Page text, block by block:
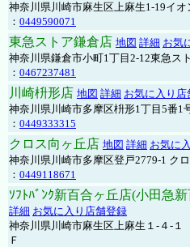
神奈川県川崎市麻生区上麻生1-19イオ
： 0449590071
東急ストア鎌倉店 地図 詳細 お気
神奈川県鎌倉市小町1丁目2-12東急ス
： 0467237481
川崎枡形店 地図 詳細 お気に入り店
神奈川県川崎市多摩区枡形1丁目5番1
： 0449333315
クロス向ヶ丘店 地図 詳細 お気に
神奈川県川崎市多摩区登戸2779-1 ク
： 0449118671
ｿﾌﾄﾊﾞﾝｸ新百合ヶ丘店(小田急
詳細 お気に入り店舗登録
神奈川県川崎市麻生区上麻生１-４-
Ｆ